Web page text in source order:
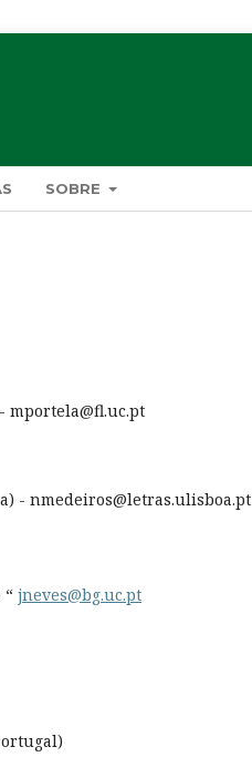
SOBRE
mportela@fl.uc.pt
- nmedeiros@letras.ulisboa.pt
“ jneves@bg.uc.pt